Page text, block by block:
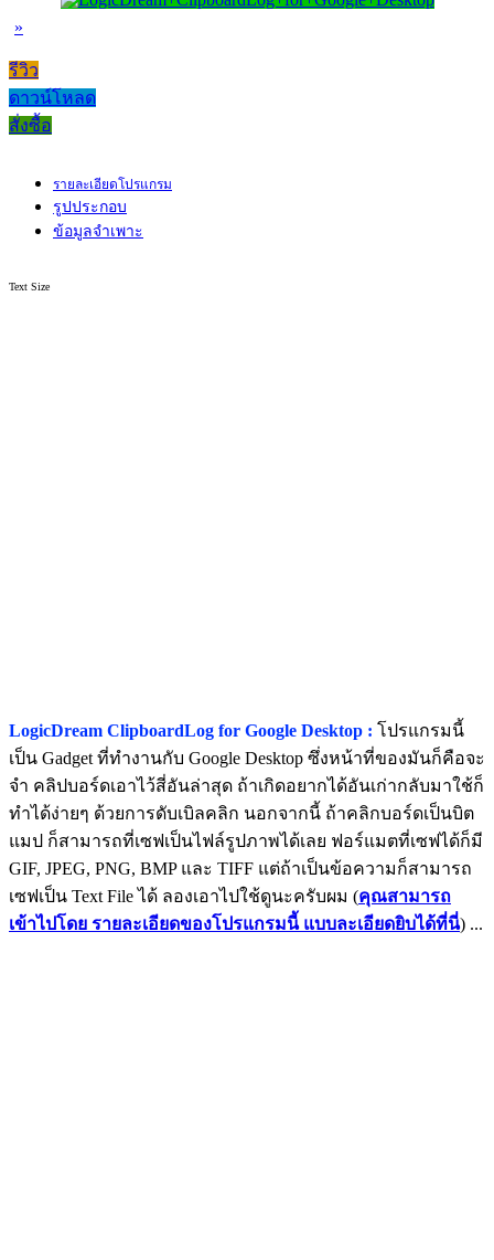
»
รีวิว
ดาวน์โหลด
สั่งซื้อ
รายละเอียดโปรแกรม
รูปประกอบ
ข้อมูลจำเพาะ
Text Size
LogicDream ClipboardLog for Google Desktop : โปรแกรมนี้
เป็น Gadget ที่ทำงานกับ Google Desktop ซึ่งหน้าที่ของมันก็คือจะ
จำ คลิปบอร์ดเอาไว้สี่อันล่าสุด ถ้าเกิดอยากได้อันเก่ากลับมาใช้ก็
ทำได้ง่ายๆ ด้วยการดับเบิลคลิก นอกจากนี้ ถ้าคลิกบอร์ดเป็นบิต
แมป ก็สามารถที่เซฟเป็นไฟล์รูปภาพได้เลย ฟอร์แมตที่เซฟได้ก็มี
GIF, JPEG, PNG, BMP และ TIFF แต่ถ้าเป็นข้อความก็สามารถ
เซฟเป็น Text File ได้ ลองเอาไปใช้ดูนะครับผม (คุณสามารถ
เข้าไปโดย รายละเอียดของโปรแกรมนี้ แบบละเอียดยิบได้ที่นี่) ...